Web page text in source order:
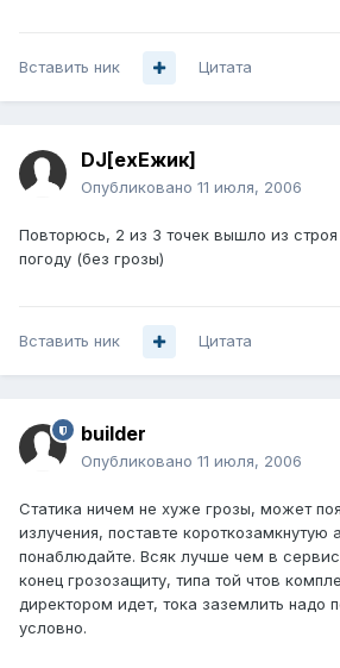
Вставить ник Цитата
DJ[exЕжик]
Опубликовано 11 июля, 2006
Повторюсь, 2 из 3 точек вышло из
погоду (без грозы)
Вставить ник Цитата
builder
Опубликовано 11 июля, 2006
Статика ничем не хуже грозы, может
излучения, поставте короткозамкнутую
понаблюдайте. Всяк лучше чем в сервис
конец грозозащиту, типа той чтов
директором идет, тока заземлить надо
условно.